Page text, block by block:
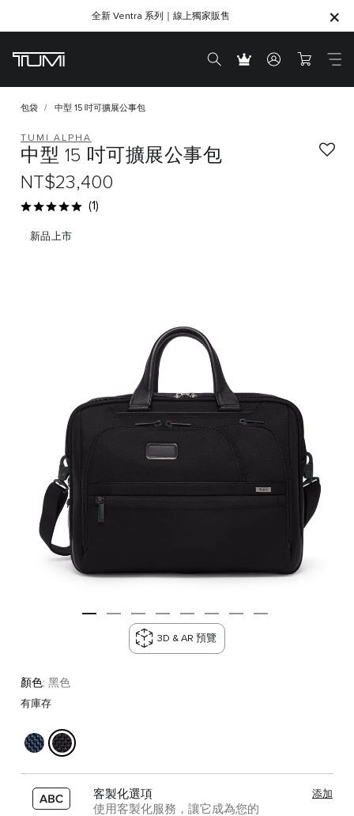
SHOP GIFTS
SHOP GIFTS
全新 Ventra 系列｜線上獨家販售
包袋 中型 15 吋可擴展公事包
新品上市
3D & AR 預覽
TUMI ALPHA
中型 15 吋可擴展公事包
NT$23,400
(1)
顏色: 黑色
有庫存
客製化選項
使用客製化服務，讓它成為您的
添加